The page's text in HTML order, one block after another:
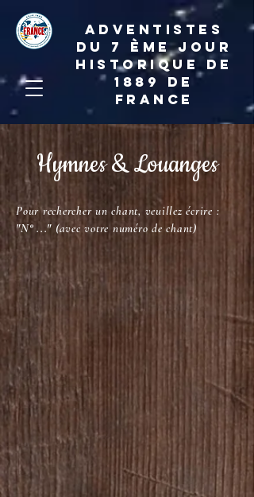
ADVENTISTES
DU 7 ème JOUR
HISTORIQUE DE
1889 de
france
Hymnes & Louanges
Pour rechercher un chant, veuillez écrire :
"N° ..." (avec votre numéro de chant)